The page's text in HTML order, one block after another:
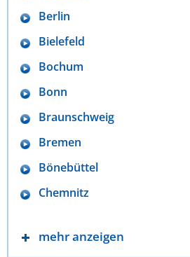
Berlin
Bielefeld
Bochum
Bonn
Braunschweig
Bremen
Bönebüttel
Chemnitz
mehr anzeigen